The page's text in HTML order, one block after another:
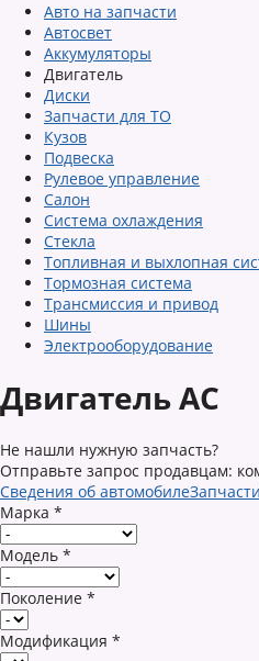
Авто на запчасти
Автосвет
Аккумуляторы
Двигатель
Диски
Запчасти для ТО
Кузов
Подвеска
Рулевое управление
Салон
Система охлаждения
Стекла
Топливная и выхлопная
Тормозная система
Трансмиссия и привод
Шины
Электрооборудование
Двигатель AC
Не нашли нужную запчасть?
Отправьте запрос продавцам:
Сведения об автомобилеЗапчасти
Марка *
Модель *
Поколение *
Модификация *